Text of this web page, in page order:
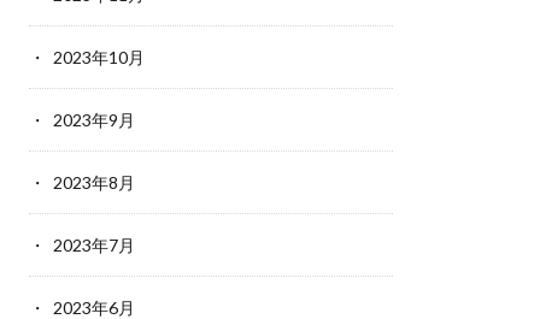
2023年10月
2023年9月
2023年8月
2023年7月
2023年6月